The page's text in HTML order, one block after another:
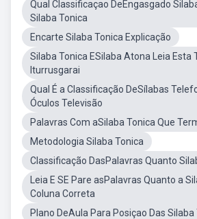
Qual Classificaçao DeEngasgado
Silaba Tonica
Encarte Silaba Tonica Explicação
Silaba Tonica ESilaba Atona Leia Esta
Iturrusgarai
Qual É a Classificação DeSílabas
Óculos Televisão
Palavras Com aSilaba Tonica Que
Metodologia Silaba Tonica
Classificação DasPalavras Quanto
Leia E SE Pare asPalavras Quanto a
Coluna Correta
Plano DeAula Para Posiçao Das